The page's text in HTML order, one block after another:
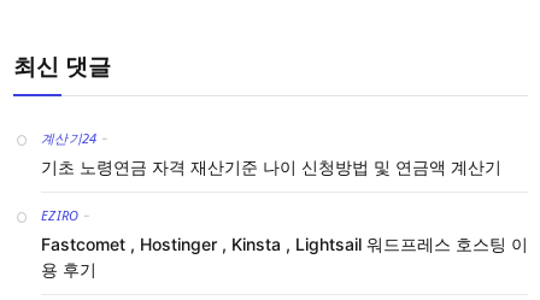
최신 댓글
계산기24 -
기초 노령연금 자격 재산기준 나이 신청방법 및 연금액 계산기
EZIRO -
Fastcomet , Hostinger , Kinsta , Lightsail 워드프레스 호스팅 이
용 후기